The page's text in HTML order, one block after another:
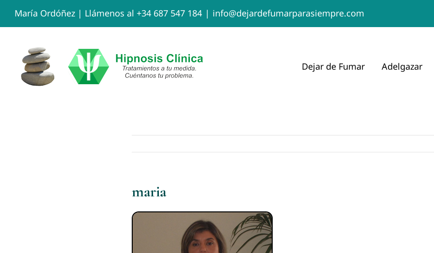
Skip
to
content
María Ordóñez | Llámenos al +34 687 547 184 | info@dejardefumarparasiempre.com
Dejar de Fumar Adelgazar
maria